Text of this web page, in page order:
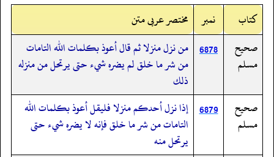
کتاب
نمبر
مختصر عربی متن
صحيح
مسلم
6878 من نزل منزلا ثم قال أعوذ بكلمات الله التامات
من شر ما خلق لم يضره شيء حتى يرتحل من منزله
ذلك
صحيح
مسلم
6879 إذا نزل أحدكم منزلا فليقل أعوذ بكلمات الله
التامات من شر ما خلق فإنه لا يضره شيء حتى
يرتحل منه